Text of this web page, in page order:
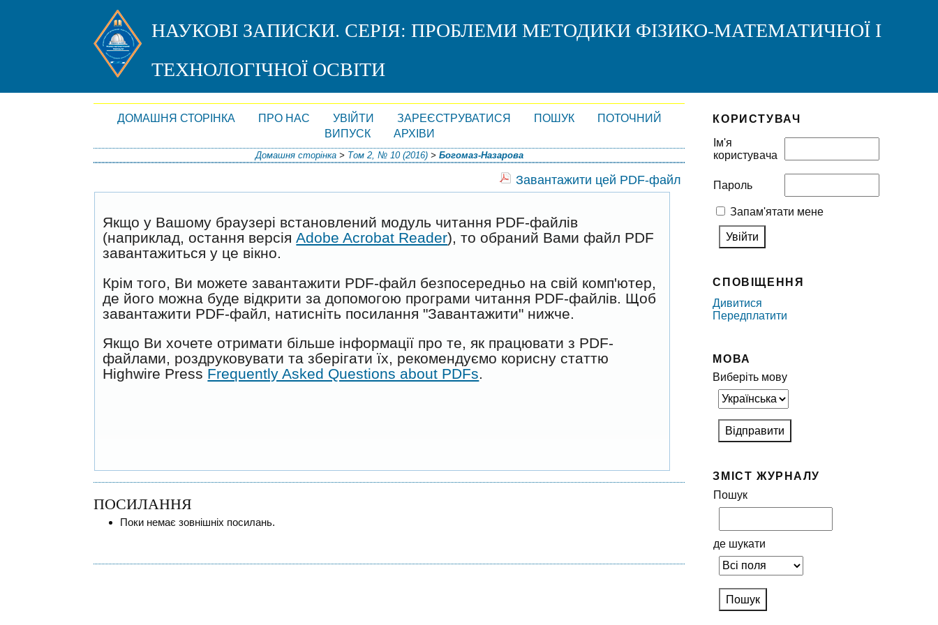
НАУКОВІ ЗАПИСКИ. СЕРІЯ: ПРОБЛЕМИ МЕТОДИКИ ФІЗИКО-МАТЕМАТИЧНОЇ І
ТЕХНОЛОГІЧНОЇ ОСВІТИ
КОРИСТУВАЧ
Ім'я
користувача
Пароль
Запам'ятати мене
СПОВІЩЕННЯ
Дивитися
Передплатити
МОВА
Виберіть мову
ЗМІСТ ЖУРНАЛУ
Пошук
де шукати
ДОМАШНЯ СТОРІНКА ПРО НАС УВІЙТИ ЗАРЕЄСТРУВАТИСЯ ПОШУК
ПОТОЧНИЙ
ВИПУСК
АРХІВИ
Домашня сторінка> Том 2, № 10 (2016)> Богомаз-Назарова
Завантажити цей PDF-файл
Якщо у Вашому браузері встановлений модуль читання PDF-файлів
(наприклад, остання версіяAdobe Acrobat Reader), то обраний Вами файл PDF
завантажиться у це вікно.
Крім того, Ви можете завантажити PDF-файл безпосередньо на свій комп'ютер,
де його можна буде відкрити за допомогою програми читання PDF-файлів. Щоб
завантажити PDF-файл, натисніть посилання "Завантажити" нижче.
Якщо Ви хочете отримати більше інформації про те, як працювати з PDF-
файлами, роздруковувати та зберігати їх, рекомендуємо корисну статтю
Highwire Press Frequently Asked Questions about PDFs.
ПОСИЛАННЯ
Поки немає зовнішніх посилань.